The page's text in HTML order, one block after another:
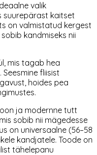
valik
suurepärast kaitset
on valmistatud kergest
kandmiseks nii
mis tagab hea
fliisist
hoides pea
ja modernne tutt
sobib nii mägedesse
on universaalne (56–58
kandjatele. Toode on
tähelepanu